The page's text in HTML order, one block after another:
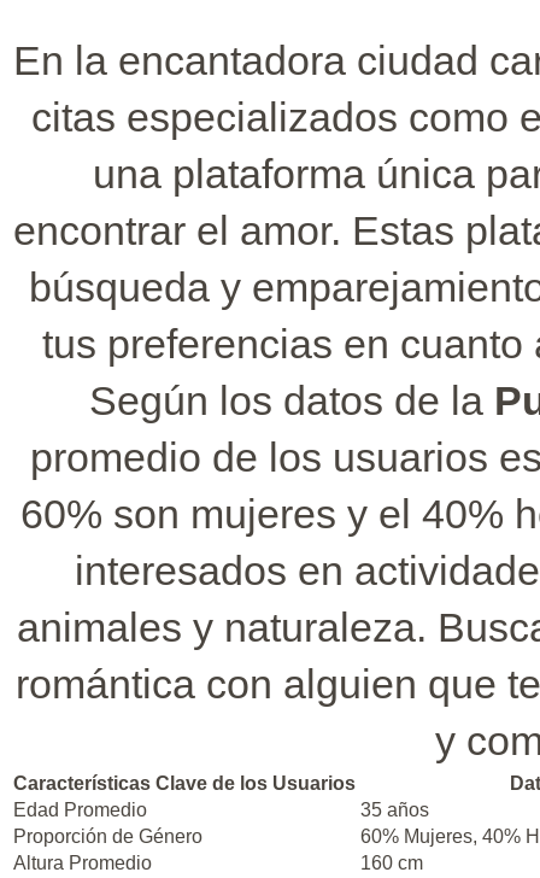
En la encantadora ciudad
citas especializados como
una plataforma única
encontrar el amor. Estas
búsqueda y
tus preferencias en
Según los datos de la
promedio de los usuarios
60% son mujeres y el 40%
interesados en
animales y naturaleza.
romántica con alguien que
y
Características Clave de los Usuarios
Edad Promedio
35 años
Proporción de Género
60% Mujeres, 40%
Altura Promedio
160 cm